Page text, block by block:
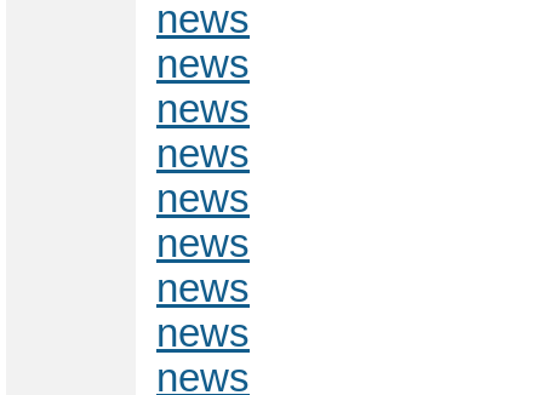
news
news
news
news
news
news
news
news
news